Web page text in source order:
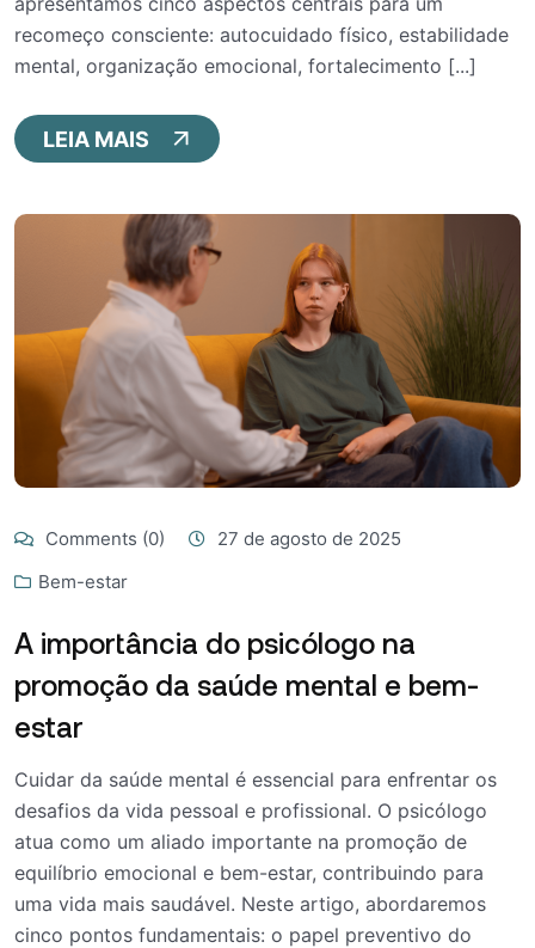
recomeço consciente: autocuidado físico, estabilidade
mental, organização emocional, fortalecimento [...]
LEIA MAIS
Comments (0)
27 de agosto de 2025
Bem-estar
A importância do psicólogo na
promoção da saúde mental e bem-
estar
Cuidar da saúde mental é essencial para enfrentar os
desafios da vida pessoal e profissional. O psicólogo
atua como um aliado importante na promoção de
equilíbrio emocional e bem-estar, contribuindo para
uma vida mais saudável. Neste artigo, abordaremos
cinco pontos fundamentais: o papel preventivo do